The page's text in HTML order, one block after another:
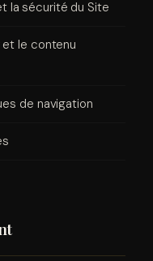
la sécurité du Site
et le contenu
de navigation